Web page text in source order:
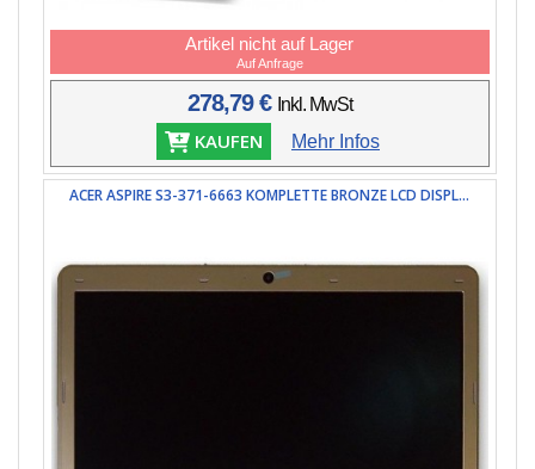
Artikel nicht auf Lager
Auf Anfrage
278,79 € Inkl. MwSt
KAUFEN Mehr Infos
ACER ASPIRE S3-371-6663 KOMPLETTE BRONZE LCD DISPL...